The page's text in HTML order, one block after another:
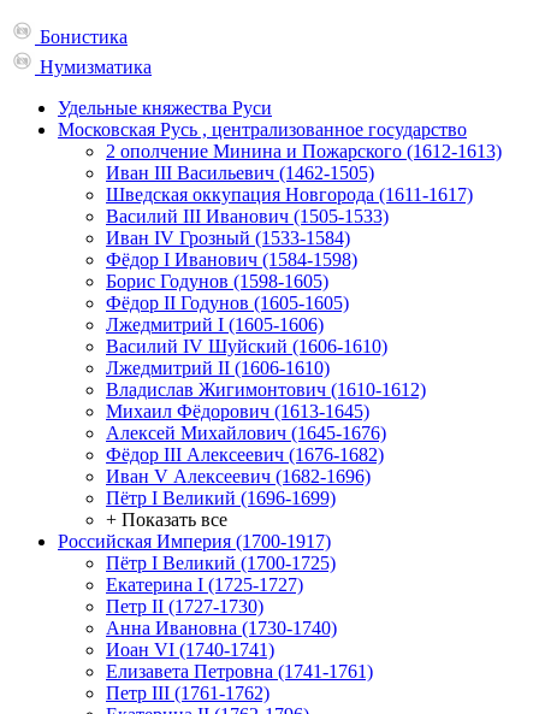
Бонистика
Нумизматика
Удельные княжества Руси
Московская Русь , централизованное государство
2 ополчение Минина и Пожарского (1612-1613)
Иван III Васильевич (1462-1505)
Шведская оккупация Новгорода (1611-1617)
Василий III Иванович (1505-1533)
Иван IV Грозный (1533-1584)
Фёдор I Иванович (1584-1598)
Борис Годунов (1598-1605)
Фёдор II Годунов (1605-1605)
Лжедмитрий I (1605-1606)
Василий IV Шуйский (1606-1610)
Лжедмитрий II (1606-1610)
Владислав Жигимонтович (1610-1612)
Михаил Фёдорович (1613-1645)
Алексей Михайлович (1645-1676)
Фёдор III Алексеевич (1676-1682)
Иван V Алексеевич (1682-1696)
Пётр I Великий (1696-1699)
+ Показать все
Российская Империя (1700-1917)
Пётр I Великий (1700-1725)
Екатерина I (1725-1727)
Петр II (1727-1730)
Анна Ивановна (1730-1740)
Иоан VI (1740-1741)
Елизавета Петровна (1741-1761)
Петр III (1761-1762)